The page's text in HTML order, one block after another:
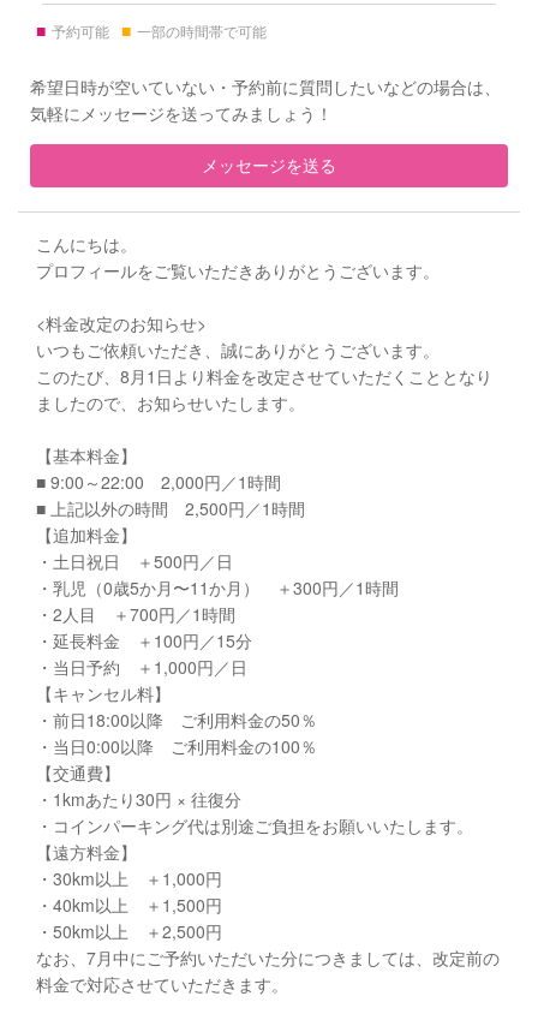
■ 予約可能 ■ 一部の時間帯で可能
希望日時が空いていない・予約前に質問したいなどの場合は、
気軽にメッセージを送ってみましょう！
メッセージを送る
こんにちは。
プロフィールをご覧いただきありがとうございます。
<料金改定のお知らせ>
いつもご依頼いただき、誠にありがとうございます。
このたび、8月1日より料金を改定させていただくこととなり
ましたので、お知らせいたします。
【基本料金】
■ 9:00～22:00 2,000円／1時間
■ 上記以外の時間 2,500円／1時間
【追加料金】
・土日祝日 ＋500円／日
・乳児（0歳5か月〜11か月） ＋300円／1時間
・2人目 ＋700円／1時間
・延長料金 ＋100円／15分
・当日予約 ＋1,000円／日
【キャンセル料】
・前日18:00以降 ご利用料金の50％
・当日0:00以降 ご利用料金の100％
【交通費】
・1kmあたり30円 × 往復分
・コインパーキング代は別途ご負担をお願いいたします。
【遠方料金】
・30km以上 ＋1,000円
・40km以上 ＋1,500円
・50km以上 ＋2,500円
なお、7月中にご予約いただいた分につきましては、改定前の
料金で対応させていただきます。